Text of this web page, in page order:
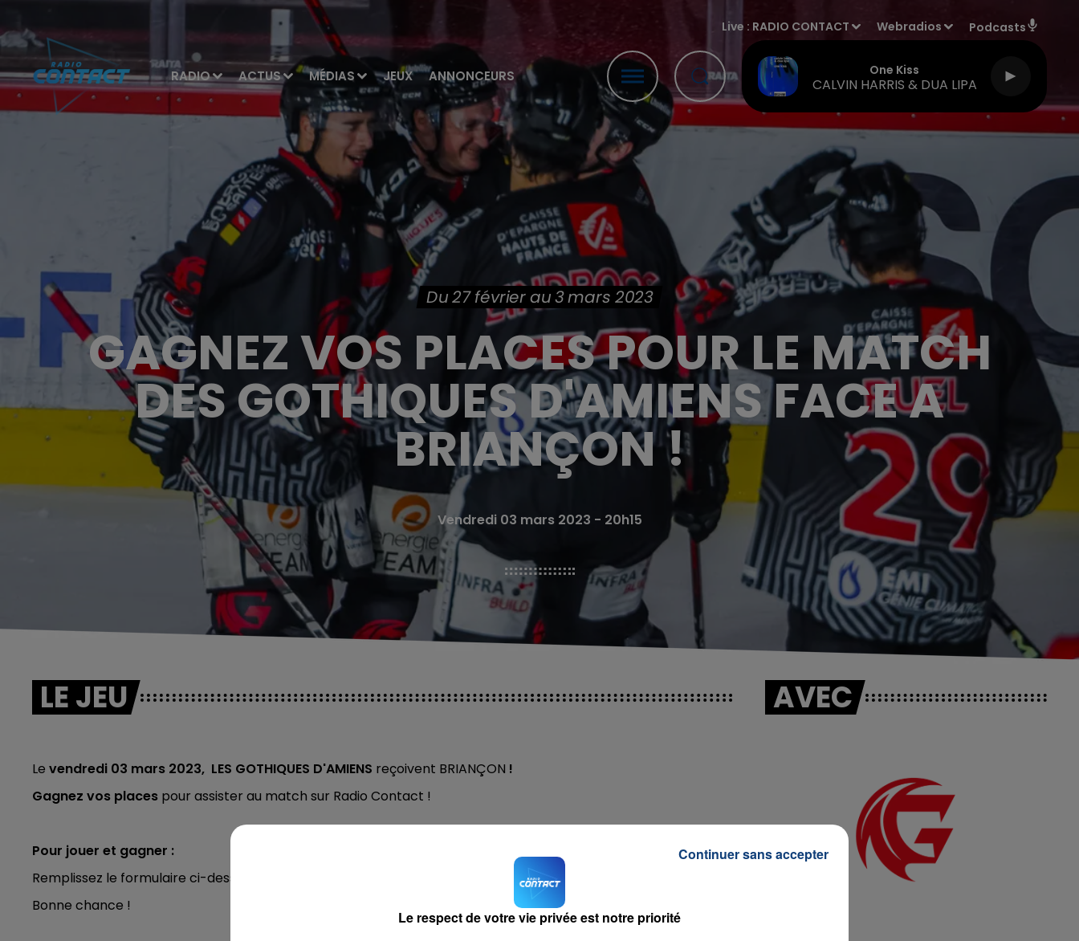
RADIO ACTUS MÉDIAS JEUX ANNONCEURS
Live : RADIO CONTACT Webradios Podcasts
Des Fleurs
TOVE LO & STROMAE
7h00 - 12h00
LA TEAM DU WEEK-END
7h00 - 12h00
LA TEAM DU WEEK-END
Du 27 février au 3 mars 2023
GAGNEZ VOS PLACES POUR LE MATCH
DES GOTHIQUES D'AMIENS FACE A
BRIANÇON !
Vendredi 03 mars 2023 - 20h15
LE JEU
Le vendredi 03 mars 2023, LES GOTHIQUES D'AMIENS reçoivent BRIANÇON !
Gagnez vos places pour assister au match sur Radio Contact !
Pour jouer et gagner :
Remplissez le formulaire ci-dessous, ou
dès 16h en appelant le
Bonne chance !
AVEC
Le respect de votre vie privée est notre priorité
Continuer sans accepter